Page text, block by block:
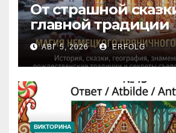
От страшной
главной традиции
Рождества:
немецкого
домика!
АВГ 5, 2026 ERFOLG
ВИКТОРИНА